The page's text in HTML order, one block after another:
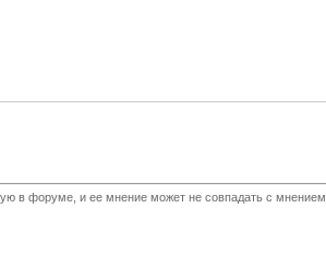
в форуме, и ее мнение может не совпадать с